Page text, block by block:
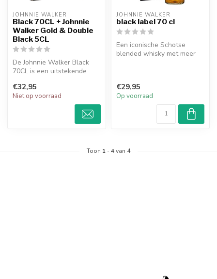
JOHNNIE WALKER
Black 70CL + Johnnie
Walker Gold & Double
Black 5CL
De Johnnie Walker Black
70CL is een uitstekende
ondersch...
€32,95
Niet op voorraad
JOHNNIE WALKER
black label 70 cl
Een iconische Schotse
blended whisky met meer
€29,95
Op voorraad
Toon 1 -4van 4